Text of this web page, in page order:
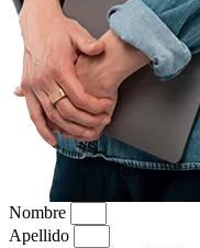
Nombre
Apellido